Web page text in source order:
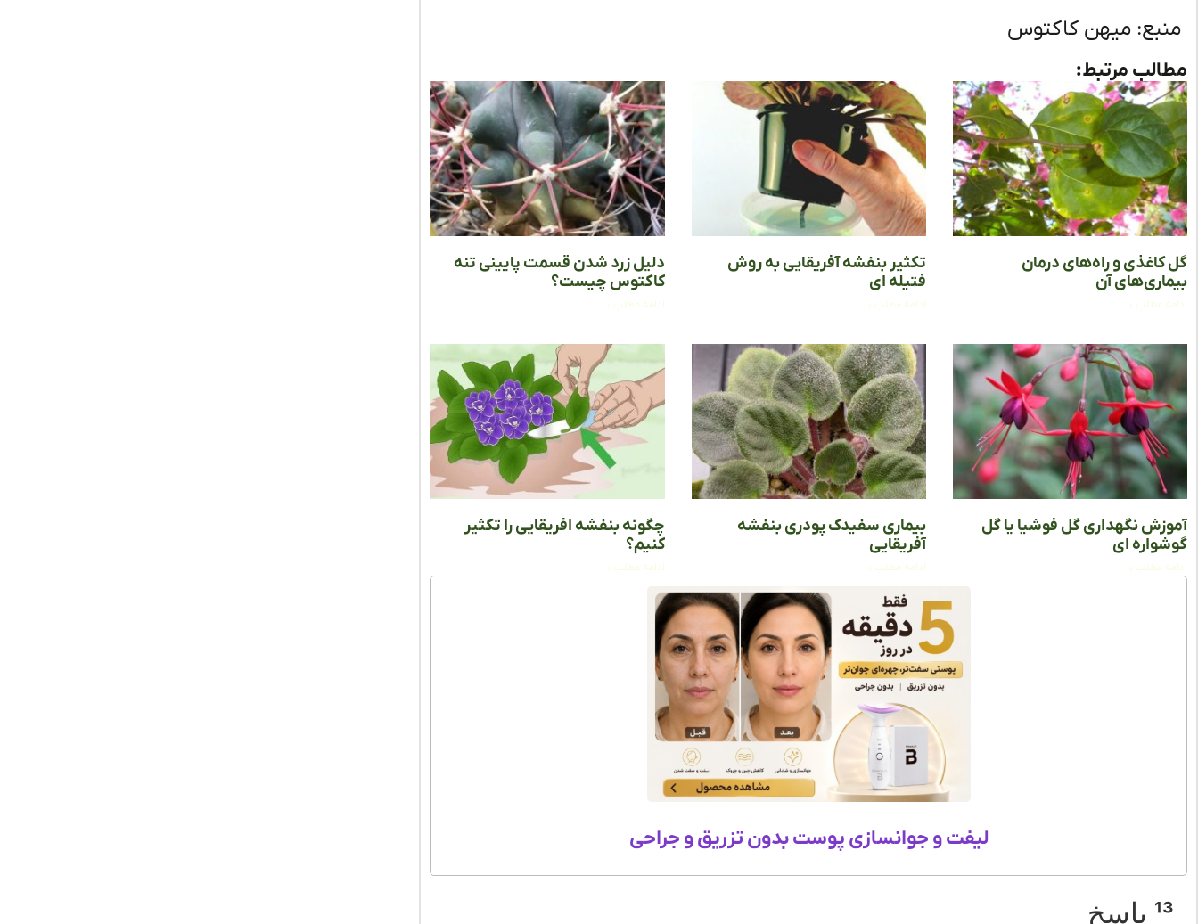
منبع: میهن کاکتوس
مطالب مرتبط:
گل کاغذی و راه‌های درمان
بیماری‌های آن
ادامه مطلب »
تکثیر بنفشه آفریقایی به روش
فتیله‌ ای
ادامه مطلب »
دلیل زرد شدن قسمت پایینی تنه
کاکتوس چیست؟
ادامه مطلب »
آموزش نگهداری گل فوشیا یا گل
گوشواره‌ ای
ادامه مطلب »
بیماری سفیدک پودری بنفشه
آفریقایی
ادامه مطلب »
چگونه بنفشه افریقایی را تکثیر
کنیم؟
ادامه مطلب »
لیفت و جوانسازی پوست بدون تزریق و جراحی
13 پاسخ